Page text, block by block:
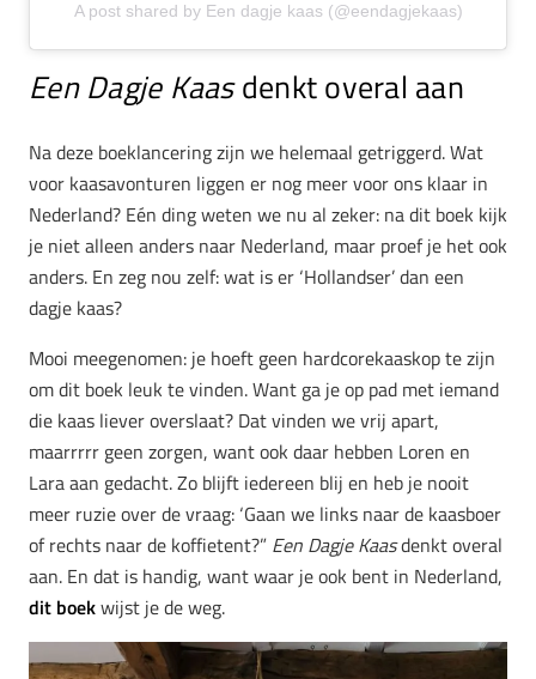
A post shared by Een dagje kaas (@eendagjekaas)
Een Dagje Kaasdenkt overal aan
Na deze boeklancering zijn we helemaal getriggerd. Wat
voor kaasavonturen liggen er nog meer voor ons klaar in
Nederland? Eén ding weten we nu al zeker: na dit boek kijk
je niet alleen anders naar Nederland, maar proef je het ook
anders. En zeg nou zelf: wat is er ‘Hollandser’ dan een
dagje kaas?
Mooi meegenomen: je hoeft geen hardcorekaaskop te zijn
om dit boek leuk te vinden. Want ga je op pad met iemand
die kaas liever overslaat? Dat vinden we vrij apart,
maarrrrr geen zorgen, want ook daar hebben Loren en
Lara aan gedacht. Zo blijft iedereen blij en heb je nooit
meer ruzie over de vraag: ‘Gaan we links naar de kaasboer
of rechts naar de koffietent?” Een Dagje Kaasdenkt overal
aan. En dat is handig, want waar je ook bent in Nederland,
dit boekwijst je de weg.